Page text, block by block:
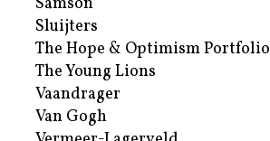
Sluijters
The Hope & Optimism Portfolio
The Young Lions
Vaandrager
Van Gogh